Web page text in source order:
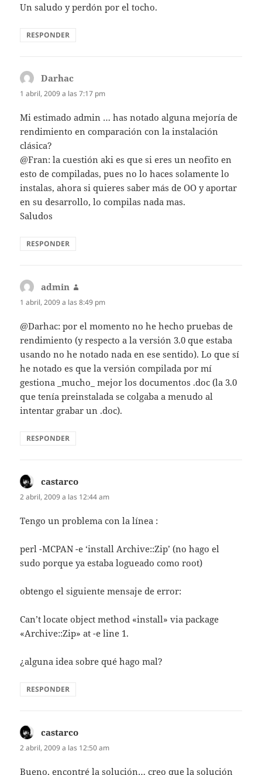
Un saludo y perdón por el tocho.
RESPONDER
Darhac
1 abril, 2009 a las 7:17 pm
Mi estimado admin … has notado alguna mejoría de
rendimiento en comparación con la instalación
clásica?
@Fran: la cuestión aki es que si eres un neofito en
esto de compiladas, pues no lo haces solamente lo
instalas, ahora si quieres saber más de OO y aportar
en su desarrollo, lo compilas nada mas.
Saludos
RESPONDER
admin
1 abril, 2009 a las 8:49 pm
@Darhac: por el momento no he hecho pruebas de
rendimiento (y respecto a la versión 3.0 que estaba
usando no he notado nada en ese sentido). Lo que sí
he notado es que la versión compilada por mí
gestiona _mucho_ mejor los documentos .doc (la 3.0
que tenía preinstalada se colgaba a menudo al
intentar grabar un .doc).
RESPONDER
castarco
2 abril, 2009 a las 12:44 am
Tengo un problema con la línea :
perl -MCPAN -e ‘install Archive::Zip’ (no hago el
sudo porque ya estaba logueado como root)
obtengo el siguiente mensaje de error:
Can’t locate object method «install» via package
«Archive::Zip» at -e line 1.
¿alguna idea sobre qué hago mal?
RESPONDER
castarco
2 abril, 2009 a las 12:50 am
Bueno, encontré la solución… creo que la solución